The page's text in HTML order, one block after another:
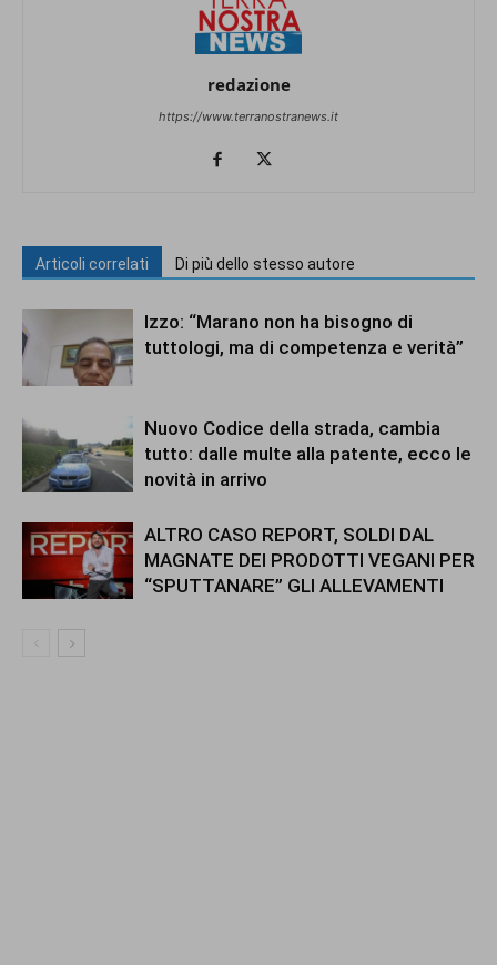
redazione
https://www.terranostranews.it
Articoli correlati Di più dello stesso autore
Izzo: “Marano non ha bisogno di
tuttologi, ma di competenza e verità”
Nuovo Codice della strada, cambia
tutto: dalle multe alla patente, ecco le
novità in arrivo
ALTRO CASO REPORT, SOLDI DAL
MAGNATE DEI PRODOTTI VEGANI PER
“SPUTTANARE” GLI ALLEVAMENTI